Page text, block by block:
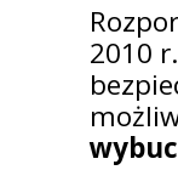
2010